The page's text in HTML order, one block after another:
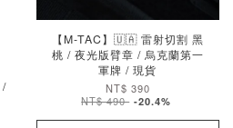
/
【M-TAC】🇺🇦 雷射切割 黑
桃 / 夜光版臂章 / 烏克蘭第一
軍牌 / 現貨
NT$ 390
NT$ 490 -20.4%